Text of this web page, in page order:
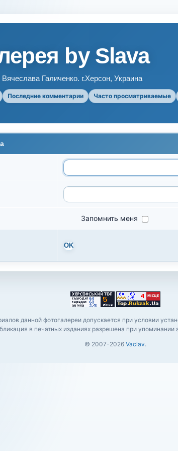
by Slava
Галиченко. г.Херсон, Украина
Последние комментарии Часто просматриваемые
Запомнить меня
OK
данной фотогалереи допускается при условии
в печатных изданиях разрешена при упоминании
© 2007-2026 Vaclav.